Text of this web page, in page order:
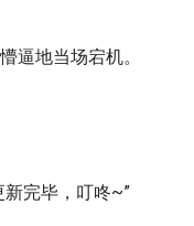
逼地当场宕机。
完毕，叮咚~”